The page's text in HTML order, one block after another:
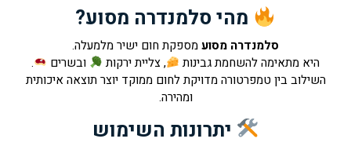
מהי סלמנדרה מסוע?
סלמנדרה מסועמספקת חום ישיר מלמעלה.
היא מתאימה להשחמת גבינות
, צליית ירקות ובשרים
.
השילוב בין טמפרטורה מדויקת לחום ממוקד יוצר תוצאה איכותית
ומהירה.
יתרונות השימוש